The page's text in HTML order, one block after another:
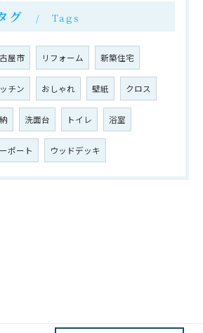
グ Tags
屋市 リフォーム 新築住宅
チン おしゃれ 壁紙 クロス
洗面台 トイレ 浴室
ポート ウッドデッキ